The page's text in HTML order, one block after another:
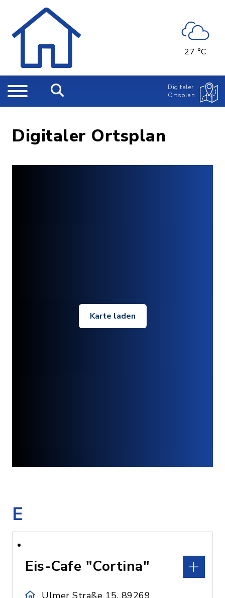
27 °C
Digitaler
Ortsplan
Digitaler Ortsplan
Karte laden
E
Eis-Cafe "Cortina"
Ulmer Straße 15, 89269